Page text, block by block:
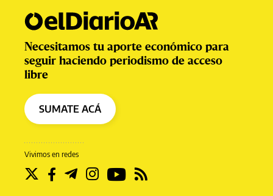
Vivimos en redes
Necesitamos tu aporte económico para
seguir haciendo periodismo de acceso
libre
SUMATE ACÁ